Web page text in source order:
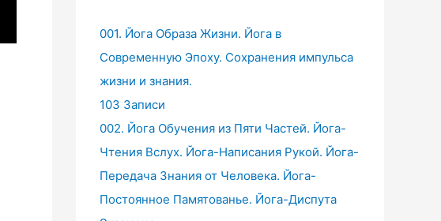
001. Йога Образа Жизни. Йога в
Современную Эпоху. Сохранения импульса
жизни и знания.
103 Записи
002. Йога Обучения из Пяти Частей. Йога-
Чтения Вслух. Йога-Написания Рукой. Йога-
Передача Знания от Человека. Йога-
Постоянное Памятованье. Йога-Диспута